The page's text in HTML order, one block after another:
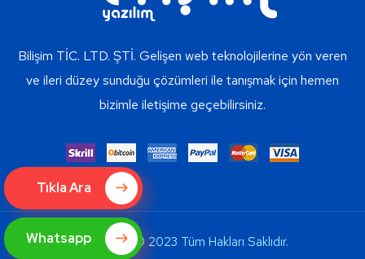
Tıkla Ara
Whatsapp
Bilişim TİC. LTD. ŞTİ. Gelişen web teknolojilerine yön veren
ve ileri düzey sunduğu çözümleri ile tanışmak için hemen
bizimle iletişime geçebilirsiniz.
Copyright © 2023 Tüm Hakları Saklıdır.